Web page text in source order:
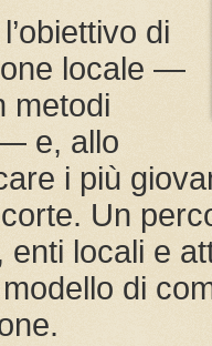
di
locale —
metodi
e, allo
i più
Un
locali e
di